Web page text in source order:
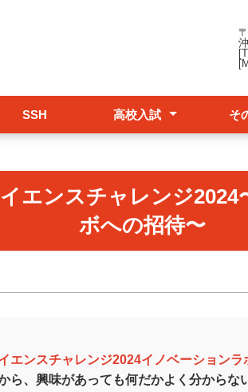
SSH 高校入試 そ
エンスチャレンジ2024
ボへの招待〜
エンスチャレンジ2024イノベーションラ
ら、興味があっても何だかよく分からな